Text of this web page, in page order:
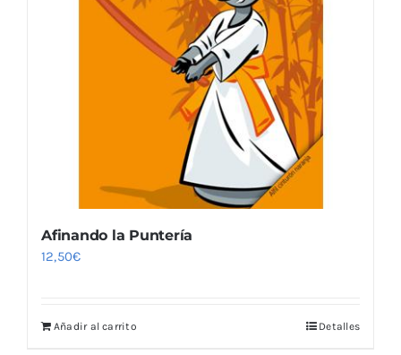
Afinando la Puntería
12,50€
Añadir al carrito Detalles